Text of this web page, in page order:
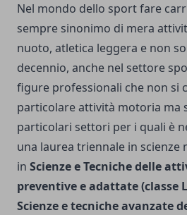
Nel mondo dello sport fare
sempre sinonimo di mera
nuoto, atletica leggera e non
decennio, anche nel settore
figure professionali che non si
particolare attività motoria ma
particolari settori per i quali è
una laurea triennale in scienze
in Scienze e Tecniche delle
preventive e adattate (classe
Scienze e tecniche avanzate